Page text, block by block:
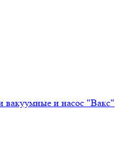
и насос "Вакс"